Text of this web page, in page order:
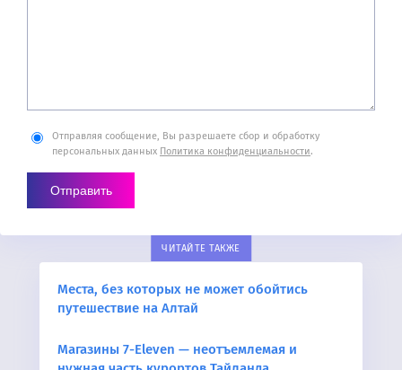
Отправляя сообщение, Вы разрешаете сбор и обработку
персональных данных Политика конфиденциальности.
ЧИТАЙТЕ ТАКЖЕ
Места, без которых не может обойтись
путешествие на Алтай
Магазины 7-Eleven — неотъемлемая и